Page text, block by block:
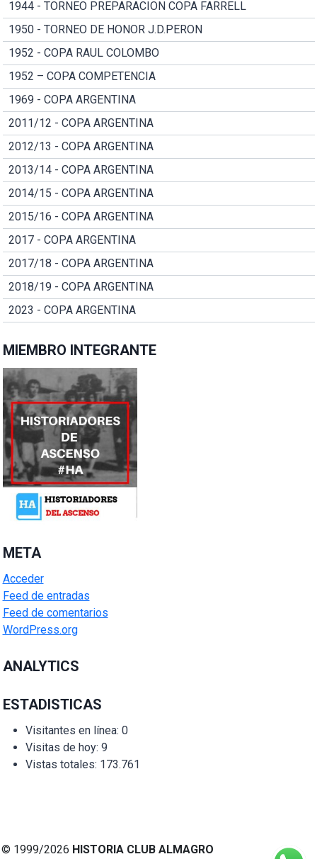
1944 - TORNEO PREPARACION COPA FARRELL
1950 - TORNEO DE HONOR J.D.PERON
1952 - COPA RAUL COLOMBO
1952 – COPA COMPETENCIA
1969 - COPA ARGENTINA
2011/12 - COPA ARGENTINA
2012/13 - COPA ARGENTINA
2013/14 - COPA ARGENTINA
2014/15 - COPA ARGENTINA
2015/16 - COPA ARGENTINA
2017 - COPA ARGENTINA
2017/18 - COPA ARGENTINA
2018/19 - COPA ARGENTINA
2023 - COPA ARGENTINA
MIEMBRO INTEGRANTE
META
Acceder
Feed de entradas
Feed de comentarios
WordPress.org
ANALYTICS
ESTADISTICAS
Visitantes en línea: 0
Visitas de hoy: 9
Vistas totales: 173.761
© 1999/2026 HISTORIA CLUB ALMAGRO